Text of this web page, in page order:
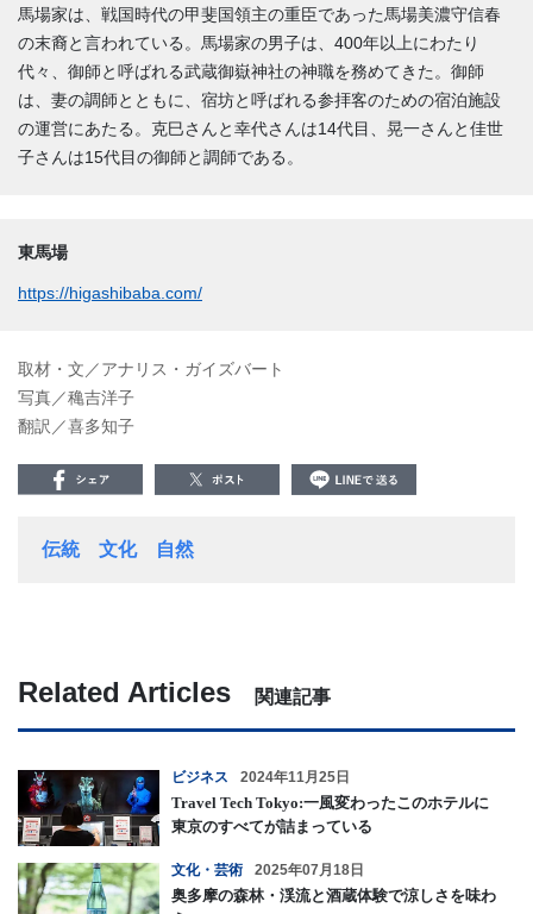
馬場家は、戦国時代の甲斐国領主の重臣であった馬場美濃守信春
の末裔と言われている。馬場家の男子は、400年以上にわたり
代々、御師と呼ばれる武蔵御嶽神社の神職を務めてきた。御師
は、妻の調師とともに、宿坊と呼ばれる参拝客のための宿泊施設
の運営にあたる。克巳さんと幸代さんは14代目、晃一さんと佳世
子さんは15代目の御師と調師である。
東馬場
https://higashibaba.com/
取材・文／アナリス・ガイズバート
写真／穐吉洋子
翻訳／喜多知子
伝統 文化 自然
Related Articles 関連記事
ビジネス 2024年11月25日
Travel Tech Tokyo:一風変わったこのホテルに
東京のすべてが詰まっている
文化・芸術 2025年07月18日
奥多摩の森林・渓流と酒蔵体験で涼しさを味わ